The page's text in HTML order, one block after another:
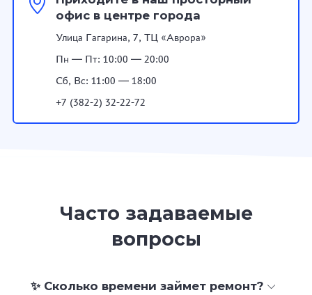
офис в центре города
Улица Гагарина, 7, ТЦ «Аврора»
Пн — Пт: 10:00 — 20:00
Сб, Вс: 11:00 — 18:00
+7 (382-2) 32-22-72
Часто задаваемые
вопросы
✨ Сколько времени займет ремонт?